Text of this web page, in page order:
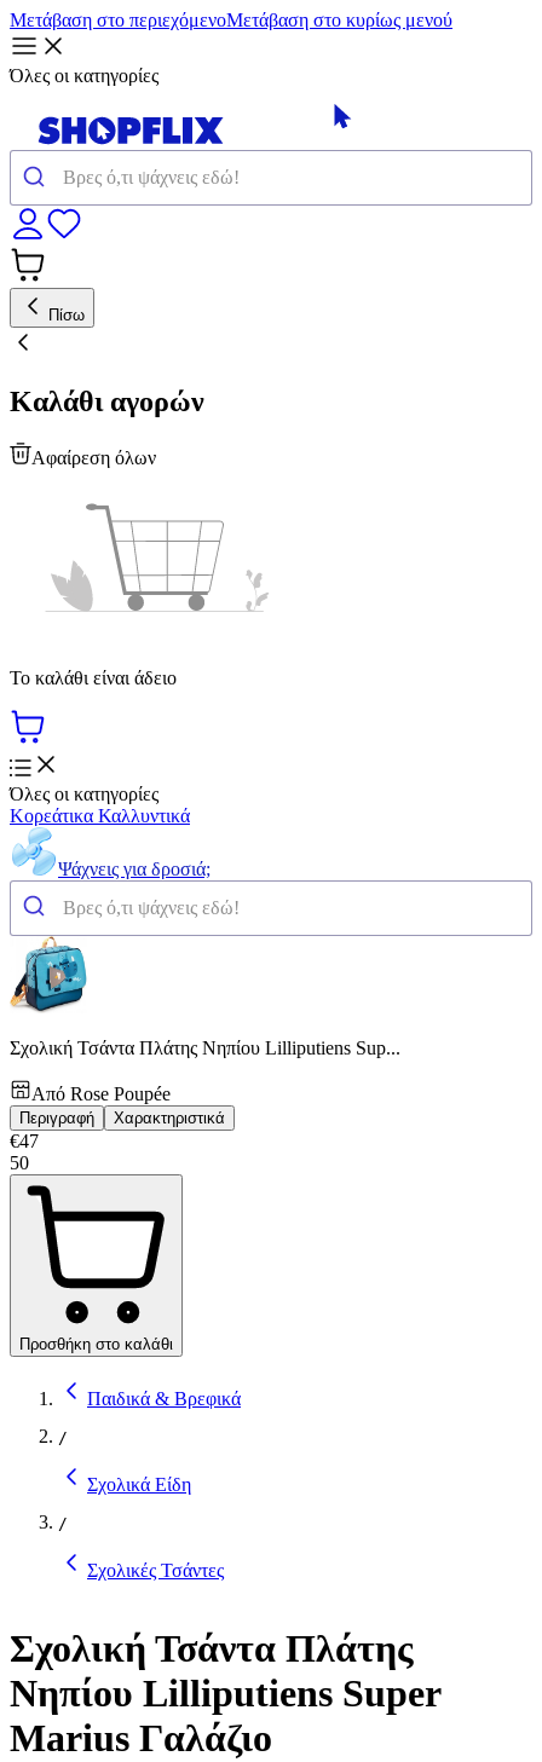
Μετάβαση στο περιεχόμενοΜετάβαση στο κυρίως μενού
Όλες οι κατηγορίες
Πίσω
Καλάθι αγορών
Αφαίρεση όλων
Το καλάθι είναι άδειο
Όλες οι κατηγορίες
Κορεάτικα Καλλυντικά
Ψάχνεις για δροσιά;
Σχολική Τσάντα Πλάτης Νηπίου Lilliputiens Sup...
Από Rose Poupée
Περιγραφή Χαρακτηριστικά
€47
50
Προσθήκη στο καλάθι
Παιδικά & Βρεφικά
/
Σχολικά Είδη
/
Σχολικές Τσάντες
Σχολική Τσάντα Πλάτης
Νηπίου Lilliputiens Super
Marius Γαλάζιο